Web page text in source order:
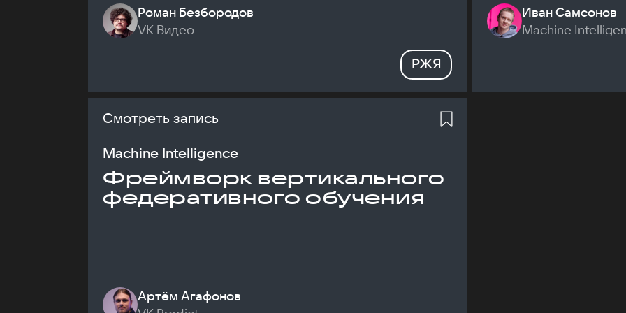
Роман Безбородов
VK Видео
РЖЯ
Иван Самсонов
Machine
Смотреть запись
Machine Intelligence
Фреймворк вертикального
федеративного обучения
Артём Агафонов